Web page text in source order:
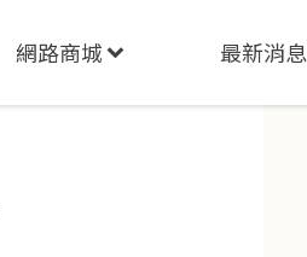
網路商城 最新消息